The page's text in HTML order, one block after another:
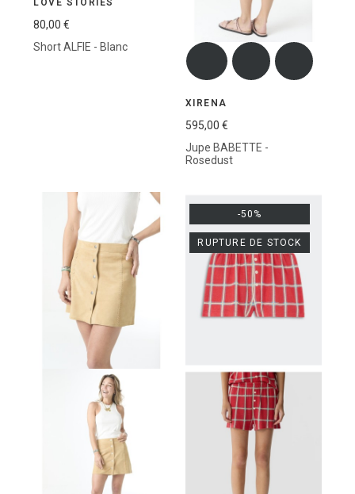
LOVE STORIES
Short ALFIE - Blanc
80,00 €
XIRENA
Jupe BABETTE -
Rosedust
595,00 €
-50%
RUPTURE DE STOCK